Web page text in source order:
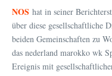
NOS hat in seiner
über diese gesellschaftliche
beiden Gemeinschaften zu
das nederland marokko wk
Ereignis mit